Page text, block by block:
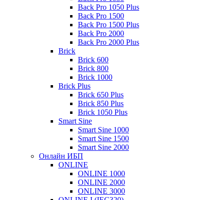
Back Pro 1050 Plus
Back Pro 1500
Back Pro 1500 Plus
Back Pro 2000
Back Pro 2000 Plus
Brick
Brick 600
Brick 800
Brick 1000
Brick Plus
Brick 650 Plus
Brick 850 Plus
Brick 1050 Plus
Smart Sine
Smart Sine 1000
Smart Sine 1500
Smart Sine 2000
Онлайн ИБП
ONLINE
ONLINE 1000
ONLINE 2000
ONLINE 3000